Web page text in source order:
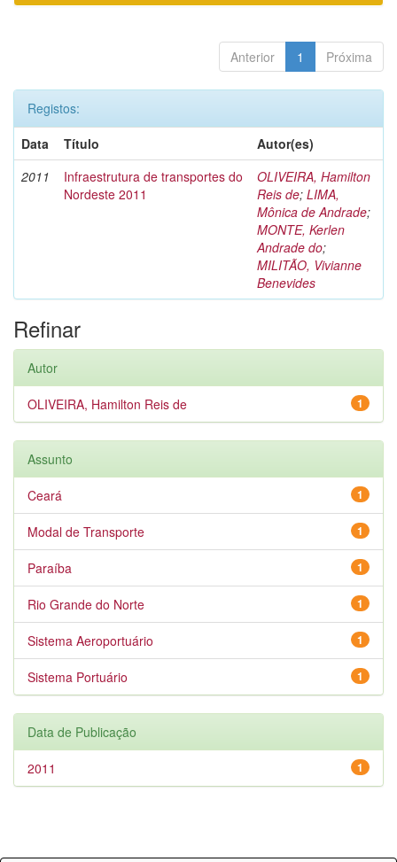
Anterior 1 Próxima
Registos:
Data
Título
Autor(es)
2011
Infraestrutura de transportes do
Nordeste 2011
OLIVEIRA, Hamilton
Reis de; LIMA,
Mônica de Andrade;
MONTE, Kerlen
Andrade do;
MILITÃO, Vivianne
Benevides
Refinar
Autor
1
OLIVEIRA, Hamilton Reis de
Assunto
1
Ceará
1
Modal de Transporte
1
Paraíba
1
Rio Grande do Norte
1
Sistema Aeroportuário
1
Sistema Portuário
Data de Publicação
1
2011